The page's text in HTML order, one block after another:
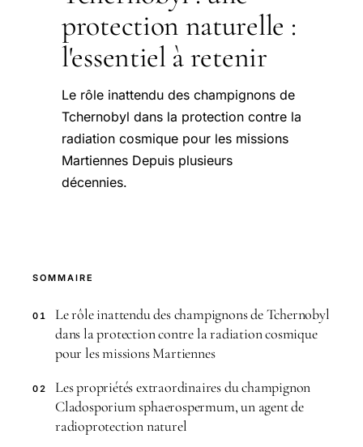
protection naturelle :
l'essentiel à retenir
Le rôle inattendu des champignons de
Tchernobyl dans la protection contre la
radiation cosmique pour les missions
Martiennes Depuis plusieurs
décennies.
SOMMAIRE
01
Le rôle inattendu des champignons de Tchernobyl
dans la protection contre la radiation cosmique
pour les missions Martiennes
02
Les propriétés extraordinaires du champignon
Cladosporium sphaerospermum, un agent de
radioprotection naturel